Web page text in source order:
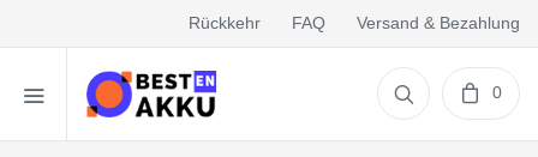
Rückkehr FAQ Versand & Bezahlung
0